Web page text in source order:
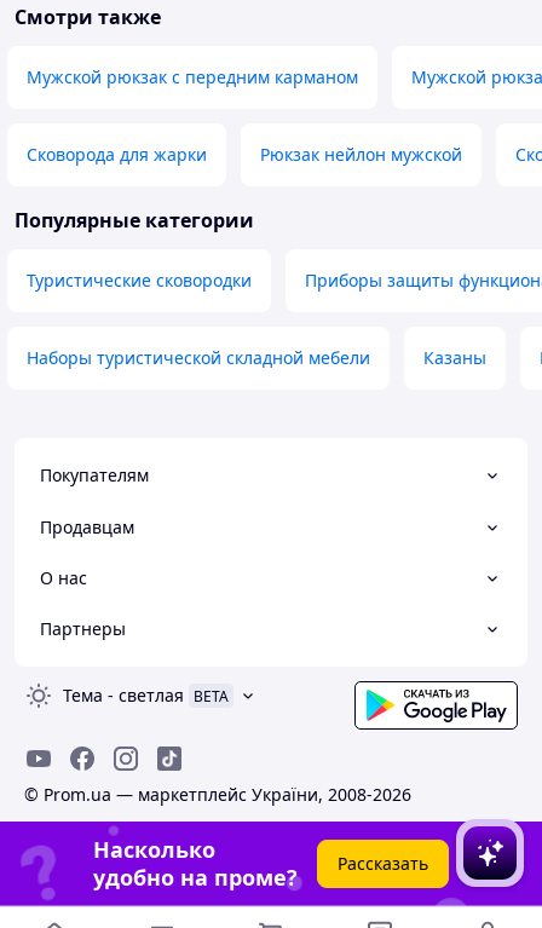
Смотри также
Мужской рюкзак с передним карманом Мужской
Сковорода для жарки Рюкзак нейлон мужской
Популярные категории
Туристические сковородки Приборы защиты
Наборы туристической складной мебели Казаны
Покупателям
Продавцам
О нас
Партнеры
Тема - светлая BETA
© Prom.ua — маркетплейс України, 2008-2026
Насколько
удобно на проме?
Рассказать